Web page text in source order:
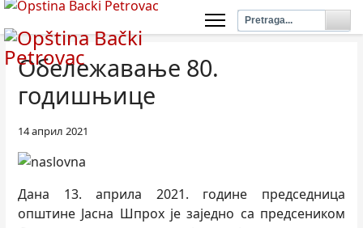
Обележавање 80.
годишњице
14 април 2021
Дана 13. априла 2021. године председница
општине Јасна Шпрох је заједно са предсеником